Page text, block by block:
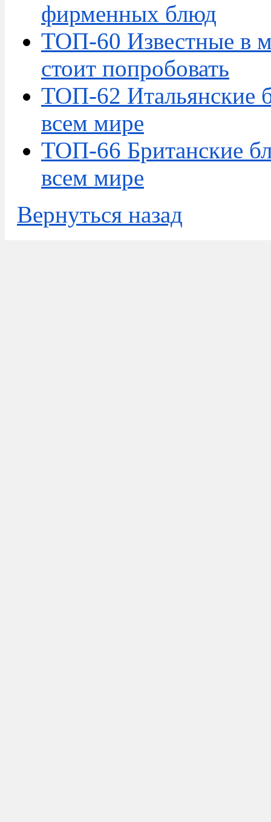
фирменных блюд
ТОП-60 Известные в
стоит попробовать
ТОП-62 Итальянские
всем мире
ТОП-66 Британские
всем мире
Вернуться назад